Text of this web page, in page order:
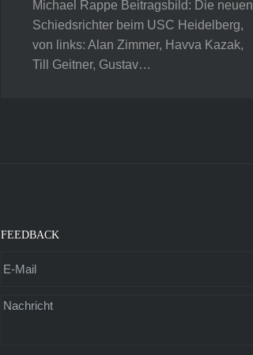
Michael Rappe Beitragsbild: Die neuen
Schiedsrichter beim USC Heidelberg,
von links: Alan Zimmer, Havva Kazak,
Till Geitner, Gustav…
FEEDBACK